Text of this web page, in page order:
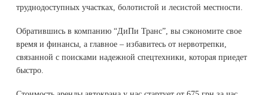
труднодоступных участках, болотистой и лесистой местности.
Обратившись в компанию “ДиПи Транс”, вы сэкономите свое
время и финансы, а главное – избавитесь от нервотрепки,
связанной с поисками надежной спецтехники, которая приедет
быстро.